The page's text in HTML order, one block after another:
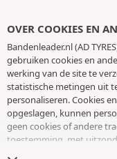
OVER COOKIES EN
Bandenleader.nl (AD
gebruiken cookies en
werking van de site te
statistische metingen uit
personaliseren. Cookies
opgeslagen, kunnen
geen cookies of andere
toestemming, met